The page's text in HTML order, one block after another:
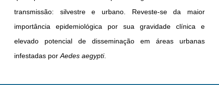
transmissão: silvestre e urbano. Reveste-se da maior
importância epidemiológica por sua gravidade clínica e
elevado potencial de disseminação em áreas urbanas
infestadas porAedes aegypti.